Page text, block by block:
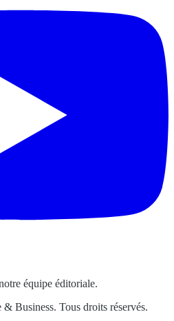
équipe éditoriale.
Business. Tous droits réservés.